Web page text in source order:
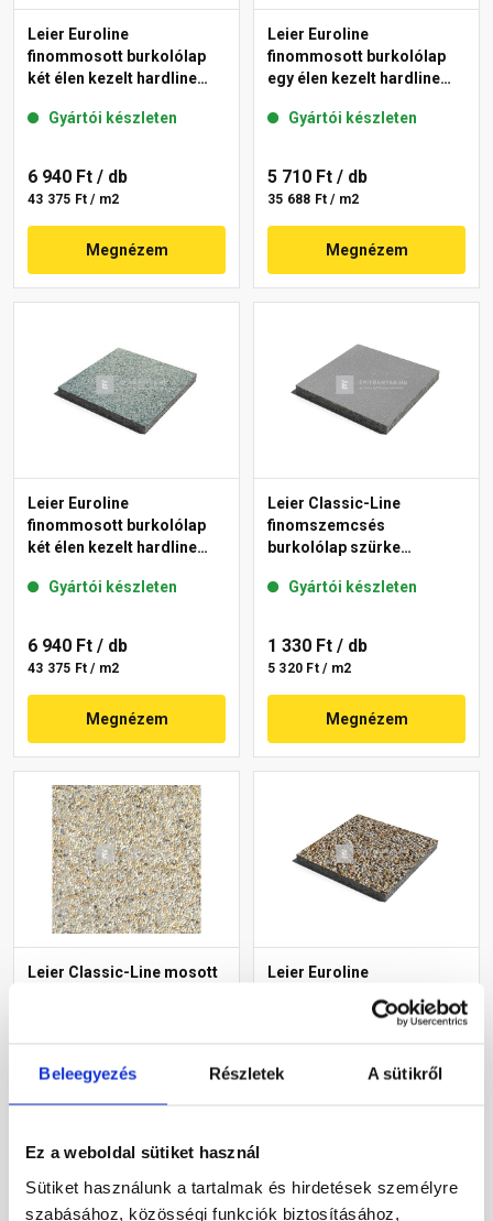
Beleegyezés Részletek A sütikről
Ez a weboldal sütiket használ
Sütiket használunk a tartalmak és hirdetések személyre
szabásához, közösségi funkciók biztosításához,
Leier Euroline
finommosott burkolólap
két élen kezelt hardline
Gyártói készleten
6 940 Ft / db
43 375 Ft / m2
Megnézem
Leier Euroline
finommosott burkolólap
egy élen kezelt hardline
Gyártói készleten
5 710 Ft / db
35 688 Ft / m2
Megnézem
Leier Euroline
finommosott burkolólap
két élen kezelt hardline
Gyártói készleten
6 940 Ft / db
43 375 Ft / m2
Megnézem
Leier Classic-Line
finomszemcsés
burkolólap szürke
Gyártói készleten
1 330 Ft / db
5 320 Ft / m2
Megnézem
Leier Classic-Line mosott
Megnézem
Leier Euroline
két élen kezelt softline
Megnézem